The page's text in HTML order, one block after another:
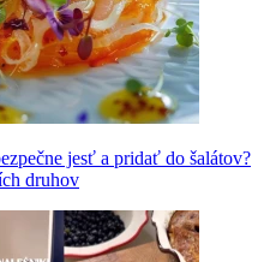
jesť a pridať do šalátov?
druhov